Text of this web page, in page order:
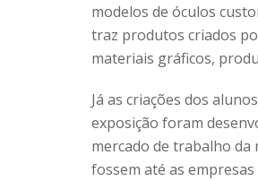
modelos de óculos
traz produtos criados
materiais gráficos,
Já as criações dos
exposição foram
mercado de trabalho da
fossem até as